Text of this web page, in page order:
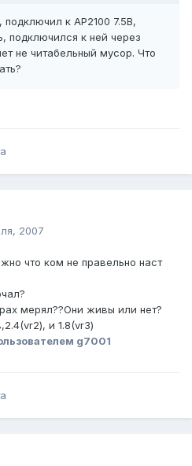
к AP2100 7.5В,
подключился к ней через
не читабельный мусор. Что
2007
что ком не правельно наст
мерял??Они живы или нет?
и 1.8(vr3)
g7001